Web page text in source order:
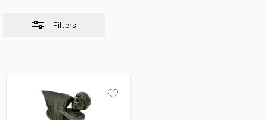
Filters